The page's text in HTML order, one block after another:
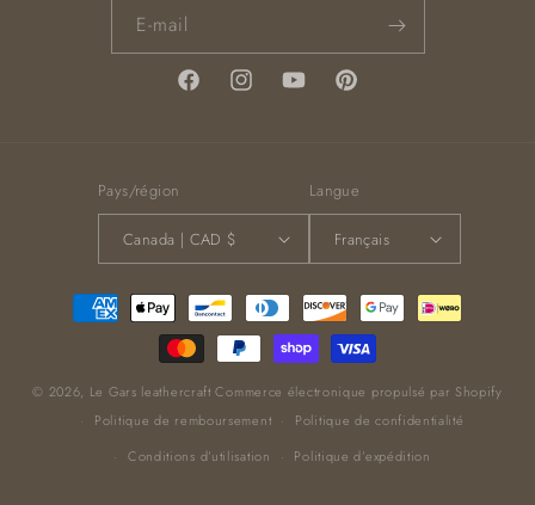
E-mail
FacebookInstagramYouTubePinterest
Pays/région
Canada | CAD $
Langue
Français
Moyens
© 2026, Le Gars leathercraft Commerce électronique propulsé par Shopify
Politique de remboursement
Politique de confidentialité
Conditions d’utilisation
Politique d’expédition